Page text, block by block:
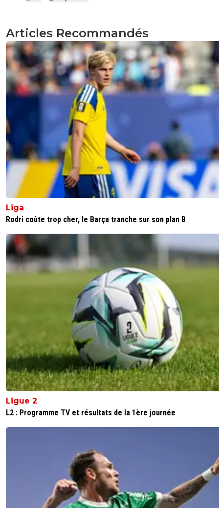
Articles Recommandés
Liga
Rodri coûte trop cher, le Barça tranche sur son plan B
Ligue 2
L2 : Programme TV et résultats de la 1ère journée